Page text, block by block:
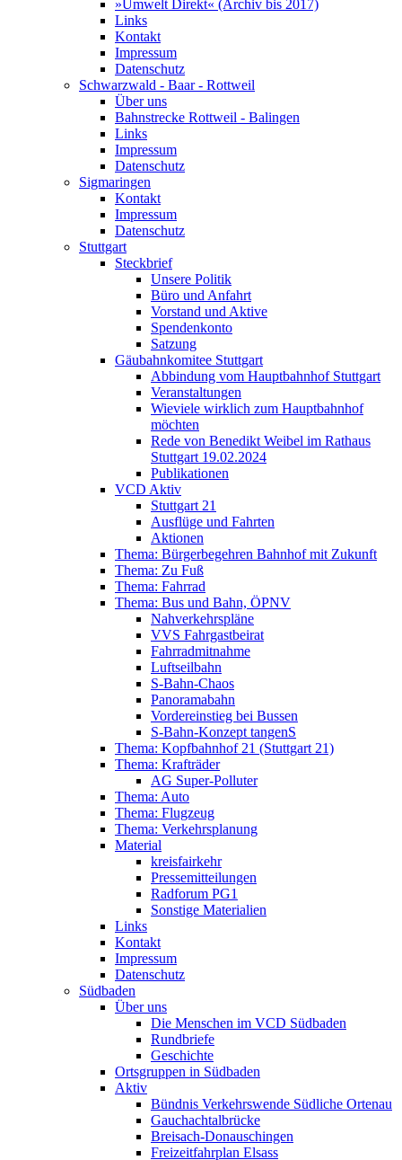
»Umwelt Direkt« (Archiv bis 2017)
Links
Kontakt
Impressum
Datenschutz
Schwarzwald - Baar - Rottweil
Über uns
Bahnstrecke Rottweil - Balingen
Links
Impressum
Datenschutz
Sigmaringen
Kontakt
Impressum
Datenschutz
Stuttgart
Steckbrief
Unsere Politik
Büro und Anfahrt
Vorstand und Aktive
Spendenkonto
Satzung
Gäubahnkomitee Stuttgart
Abbindung vom Hauptbahnhof Stuttgart
Veranstaltungen
Wieviele wirklich zum Hauptbahnhof
möchten
Rede von Benedikt Weibel im Rathaus
Stuttgart 19.02.2024
Publikationen
VCD Aktiv
Stuttgart 21
Ausflüge und Fahrten
Aktionen
Thema: Bürgerbegehren Bahnhof mit Zukunft
Thema: Zu Fuß
Thema: Fahrrad
Thema: Bus und Bahn, ÖPNV
Nahverkehrspläne
VVS Fahrgastbeirat
Fahrradmitnahme
Luftseilbahn
S-Bahn-Chaos
Panoramabahn
Vordereinstieg bei Bussen
S-Bahn-Konzept tangenS
Thema: Kopfbahnhof 21 (Stuttgart 21)
Thema: Krafträder
AG Super-Polluter
Thema: Auto
Thema: Flugzeug
Thema: Verkehrsplanung
Material
kreisfairkehr
Pressemitteilungen
Radforum PG1
Sonstige Materialien
Links
Kontakt
Impressum
Datenschutz
Südbaden
Über uns
Die Menschen im VCD Südbaden
Rundbriefe
Geschichte
Ortsgruppen in Südbaden
Aktiv
Bündnis Verkehrswende Südliche Ortenau
Gauchachtalbrücke
Breisach-Donauschingen
Freizeitfahrplan Elsass